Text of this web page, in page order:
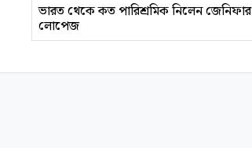
ভারত থেকে কত পারিশ্রমিক নিলেন জেনিফার
লোপেজ